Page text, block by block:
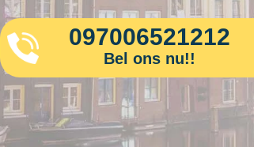
097006521212
Bel ons nu!!